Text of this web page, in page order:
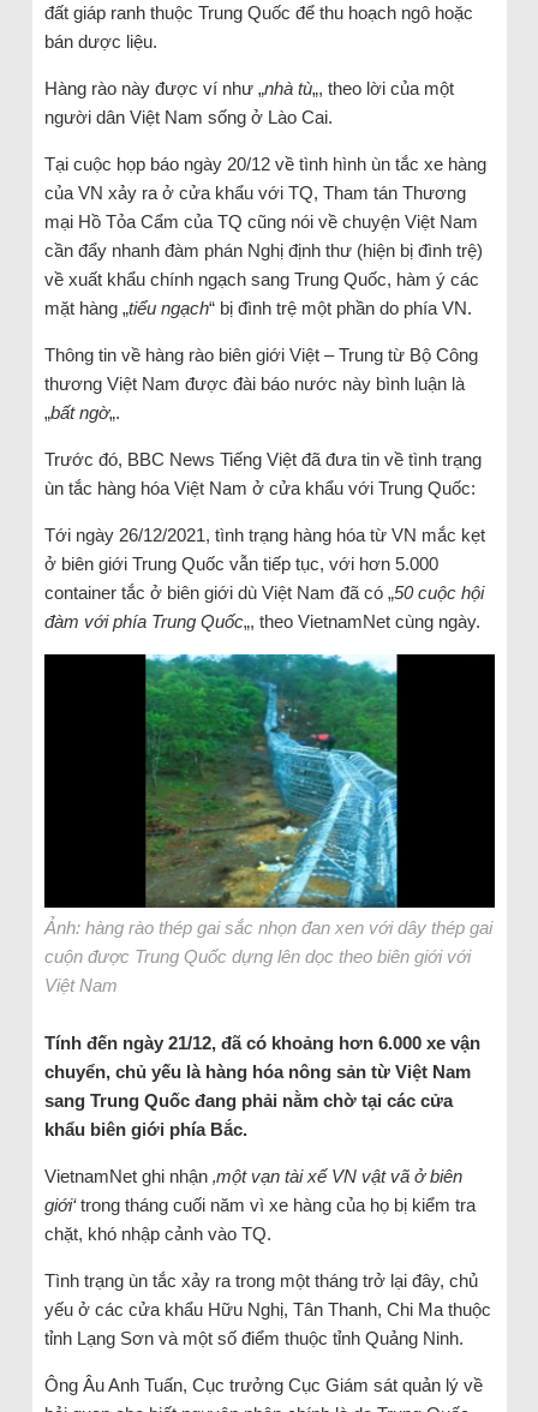
đất giáp ranh thuộc Trung Quốc để thu hoạch ngô hoặc
bán dược liệu.
Hàng rào này được ví như „nhà tù„, theo lời của một
người dân Việt Nam sống ở Lào Cai.
Tại cuộc họp báo ngày 20/12 về tình hình ùn tắc xe hàng
của VN xảy ra ở cửa khẩu với TQ, Tham tán Thương
mại Hồ Tỏa Cẩm của TQ cũng nói về chuyện Việt Nam
cần đẩy nhanh đàm phán Nghị định thư (hiện bị đình trệ)
về xuất khẩu chính ngạch sang Trung Quốc, hàm ý các
mặt hàng „tiểu ngạch“ bị đình trệ một phần do phía VN.
Thông tin về hàng rào biên giới Việt – Trung từ Bộ Công
thương Việt Nam được đài báo nước này bình luận là
„bất ngờ„.
Trước đó, BBC News Tiếng Việt đã đưa tin về tình trạng
ùn tắc hàng hóa Việt Nam ở cửa khẩu với Trung Quốc:
Tới ngày 26/12/2021, tình trạng hàng hóa từ VN mắc kẹt
ở biên giới Trung Quốc vẫn tiếp tục, với hơn 5.000
container tắc ở biên giới dù Việt Nam đã có „50 cuộc hội
đàm với phía Trung Quốc„, theo VietnamNet cùng ngày.
Ảnh: hàng rào thép gai sắc nhọn đan xen với dây thép gai
cuộn được Trung Quốc dựng lên dọc theo biên giới với
Việt Nam
Tính đến ngày 21/12, đã có khoảng hơn 6.000 xe vận
chuyển, chủ yếu là hàng hóa nông sản từ Việt Nam
sang Trung Quốc đang phải nằm chờ tại các cửa
khẩu biên giới phía Bắc.
VietnamNet ghi nhận ‚một vạn tài xế VN vật vã ở biên
giới‘trong tháng cuối năm vì xe hàng của họ bị kiểm tra
chặt, khó nhập cảnh vào TQ.
Tình trạng ùn tắc xảy ra trong một tháng trở lại đây, chủ
yếu ở các cửa khẩu Hữu Nghị, Tân Thanh, Chi Ma thuộc
tỉnh Lạng Sơn và một số điểm thuộc tỉnh Quảng Ninh.
Ông Âu Anh Tuấn, Cục trưởng Cục Giám sát quản lý về